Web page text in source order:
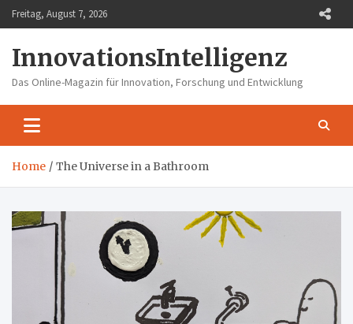
Skip
to
Freitag, August 7, 2026
InnovationsIntelligenz
Das Online-Magazin für Innovation, Forschung und Entwicklung
Home The Universe in a Bathroom